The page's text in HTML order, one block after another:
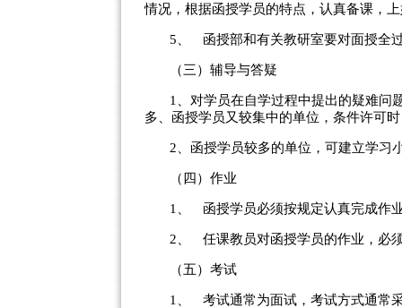
情况，根据函授学员的特点，认真备课，
5、 函授部和有关教研室要对面授全
（三）辅导与答疑
1
、对学员在自学过程中提出的疑难
多、函授学员又较集中的单位，条件许可
2 、函授学员较多的单位，可建立学习
（四）作业
1、 函授学员必须按规定认真完成作
2、 任课教员对函授学员的作业，必
（五）考试
1、 考试通常为面试，考试方式通常